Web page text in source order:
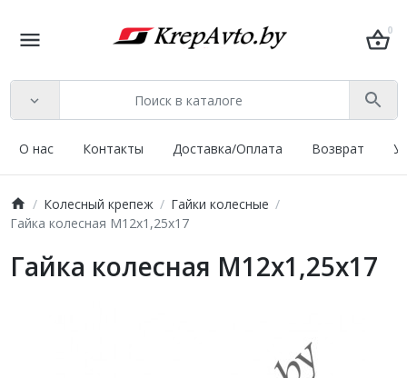
0
О нас Контакты Доставка/Оплата Возврат
Колесный крепеж
Гайки колесные
Гайка колесная M12х1,25х17
Гайка колесная M12х1,25х17